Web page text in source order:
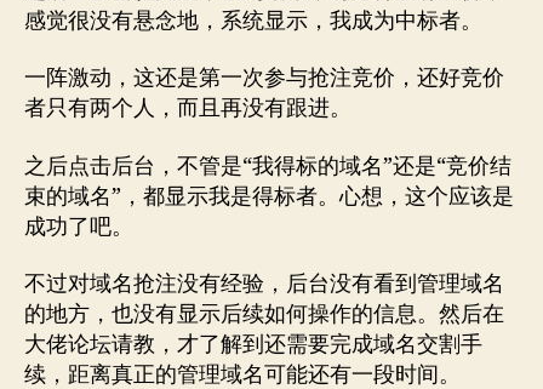
感觉很没有悬念地，系统显示，我成为中标者。
一阵激动，这还是第一次参与抢注竞价，还好竞价
者只有两个人，而且再没有跟进。
之后点击后台，不管是“我得标的域名”还是“竞价结
束的域名”，都显示我是得标者。心想，这个应该是
成功了吧。
不过对域名抢注没有经验，后台没有看到管理域名
的地方，也没有显示后续如何操作的信息。然后在
大佬论坛请教，才了解到还需要完成域名交割手
续，距离真正的管理域名可能还有一段时间。